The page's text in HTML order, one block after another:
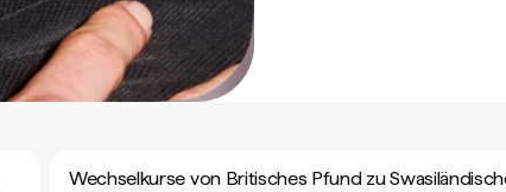
Wechselkurse von Britisches Pfund zu